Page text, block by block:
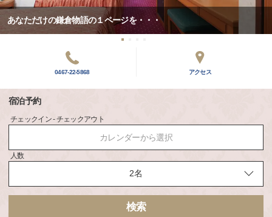
あなただけの鎌倉物語の１ページを・・・
0467-22-5868 アクセス
宿泊予約
チェックイン - チェックアウト
カレンダーから選択
人数
検索